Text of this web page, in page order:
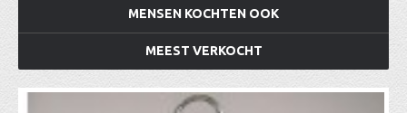
MENSEN KOCHTEN OOK
MEEST VERKOCHT